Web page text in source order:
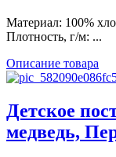
Материал: 100%
Плотность, г/м: ...
Описание товара
Детское
медведь,